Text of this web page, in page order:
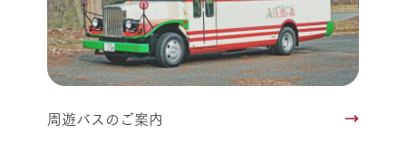
周遊バスのご案内